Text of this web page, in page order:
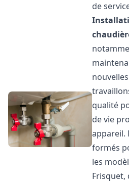
de
qualité
de vie
appareil.
formés
les
Frisquet,